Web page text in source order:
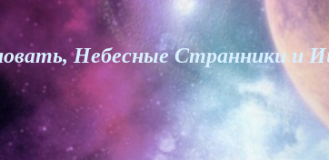
Небесные Странники и